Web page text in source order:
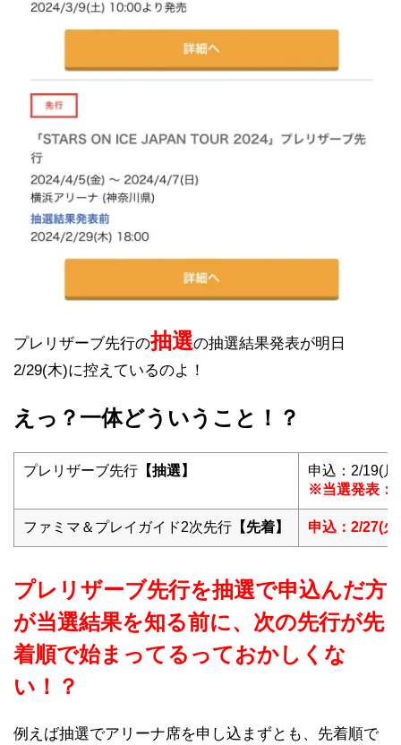
プレリザーブ先行の抽選の抽選結果発表が明日
2/29(木)に控えているのよ！
えっ？一体どういうこと！？
プレリザーブ先行 【抽選】
申込：2/19(
※当選発表：
ファミマ＆プレイガイド2次先行 【先着】 申込：2/27(
プレリザーブ先行を抽選で申込んだ方
が当選結果を知る前に、次の先行が先
着順で始まってるっておかしくな
い！？
例えば抽選でアリーナ席を申し込まずとも、先着順で